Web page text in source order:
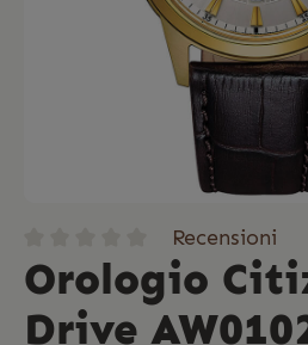
Recensioni
Orologio
Drive